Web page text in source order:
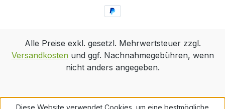
Alle Preise exkl. gesetzl. Mehrwertsteuer zzgl.
Versandkostenund ggf. Nachnahmegebühren, wenn
nicht anders angegeben.
Diese Website verwendet Cookies, um eine bestmögliche